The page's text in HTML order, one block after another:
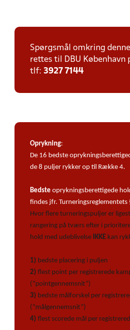
Spørgsmål omkring
rettes til DBU København
tlf: 3927 7144
Oprykning:
De 16 bedste
de 8 puljer rykker op til Række 4.
Bedste oprykningsberettigede
findes jfr. Turneringsreglementets
Hvor flere turneringspuljer er
rangering på tværs efter i
hold med udeblivelse IKKE kan
1) bedste placering i puljen
2) flest point per registrerede
(”pointgennemsnit”)
3) bedste målforskel per
(”målgennemsnit”)
4) flest scorede mål per